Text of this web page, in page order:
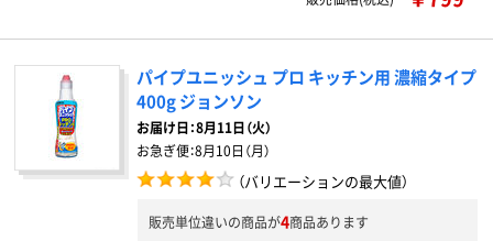
パイプユニッシュ プロ キッチン用 濃縮タイプ
400g ジョンソン
お届け日：8月11日（火）
お急ぎ便：8月10日（月）
（バリエーションの最大値）
販売単位違いの商品が4商品あります